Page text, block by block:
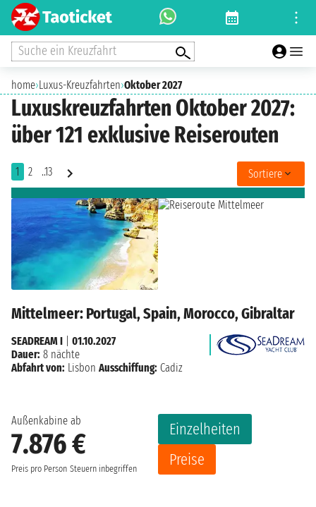
Suche ein Kreuzfahrt
home›Luxus-Kreuzfahrten›Oktober 2027
Luxuskreuzfahrten Oktober 2027:
über 121 exklusive Reiserouten
1 2 ..13 Sortiere
Mittelmeer: Portugal, Spain, Morocco, Gibraltar
Außenkabine ab
7.876 €
Preis pro Person Steuern inbegriffen
Einzelheiten
Preise
SEADREAM I
01.10.2027
Dauer: 8 nächte
Abfahrt von: Lisbon Ausschiffung: Cadiz